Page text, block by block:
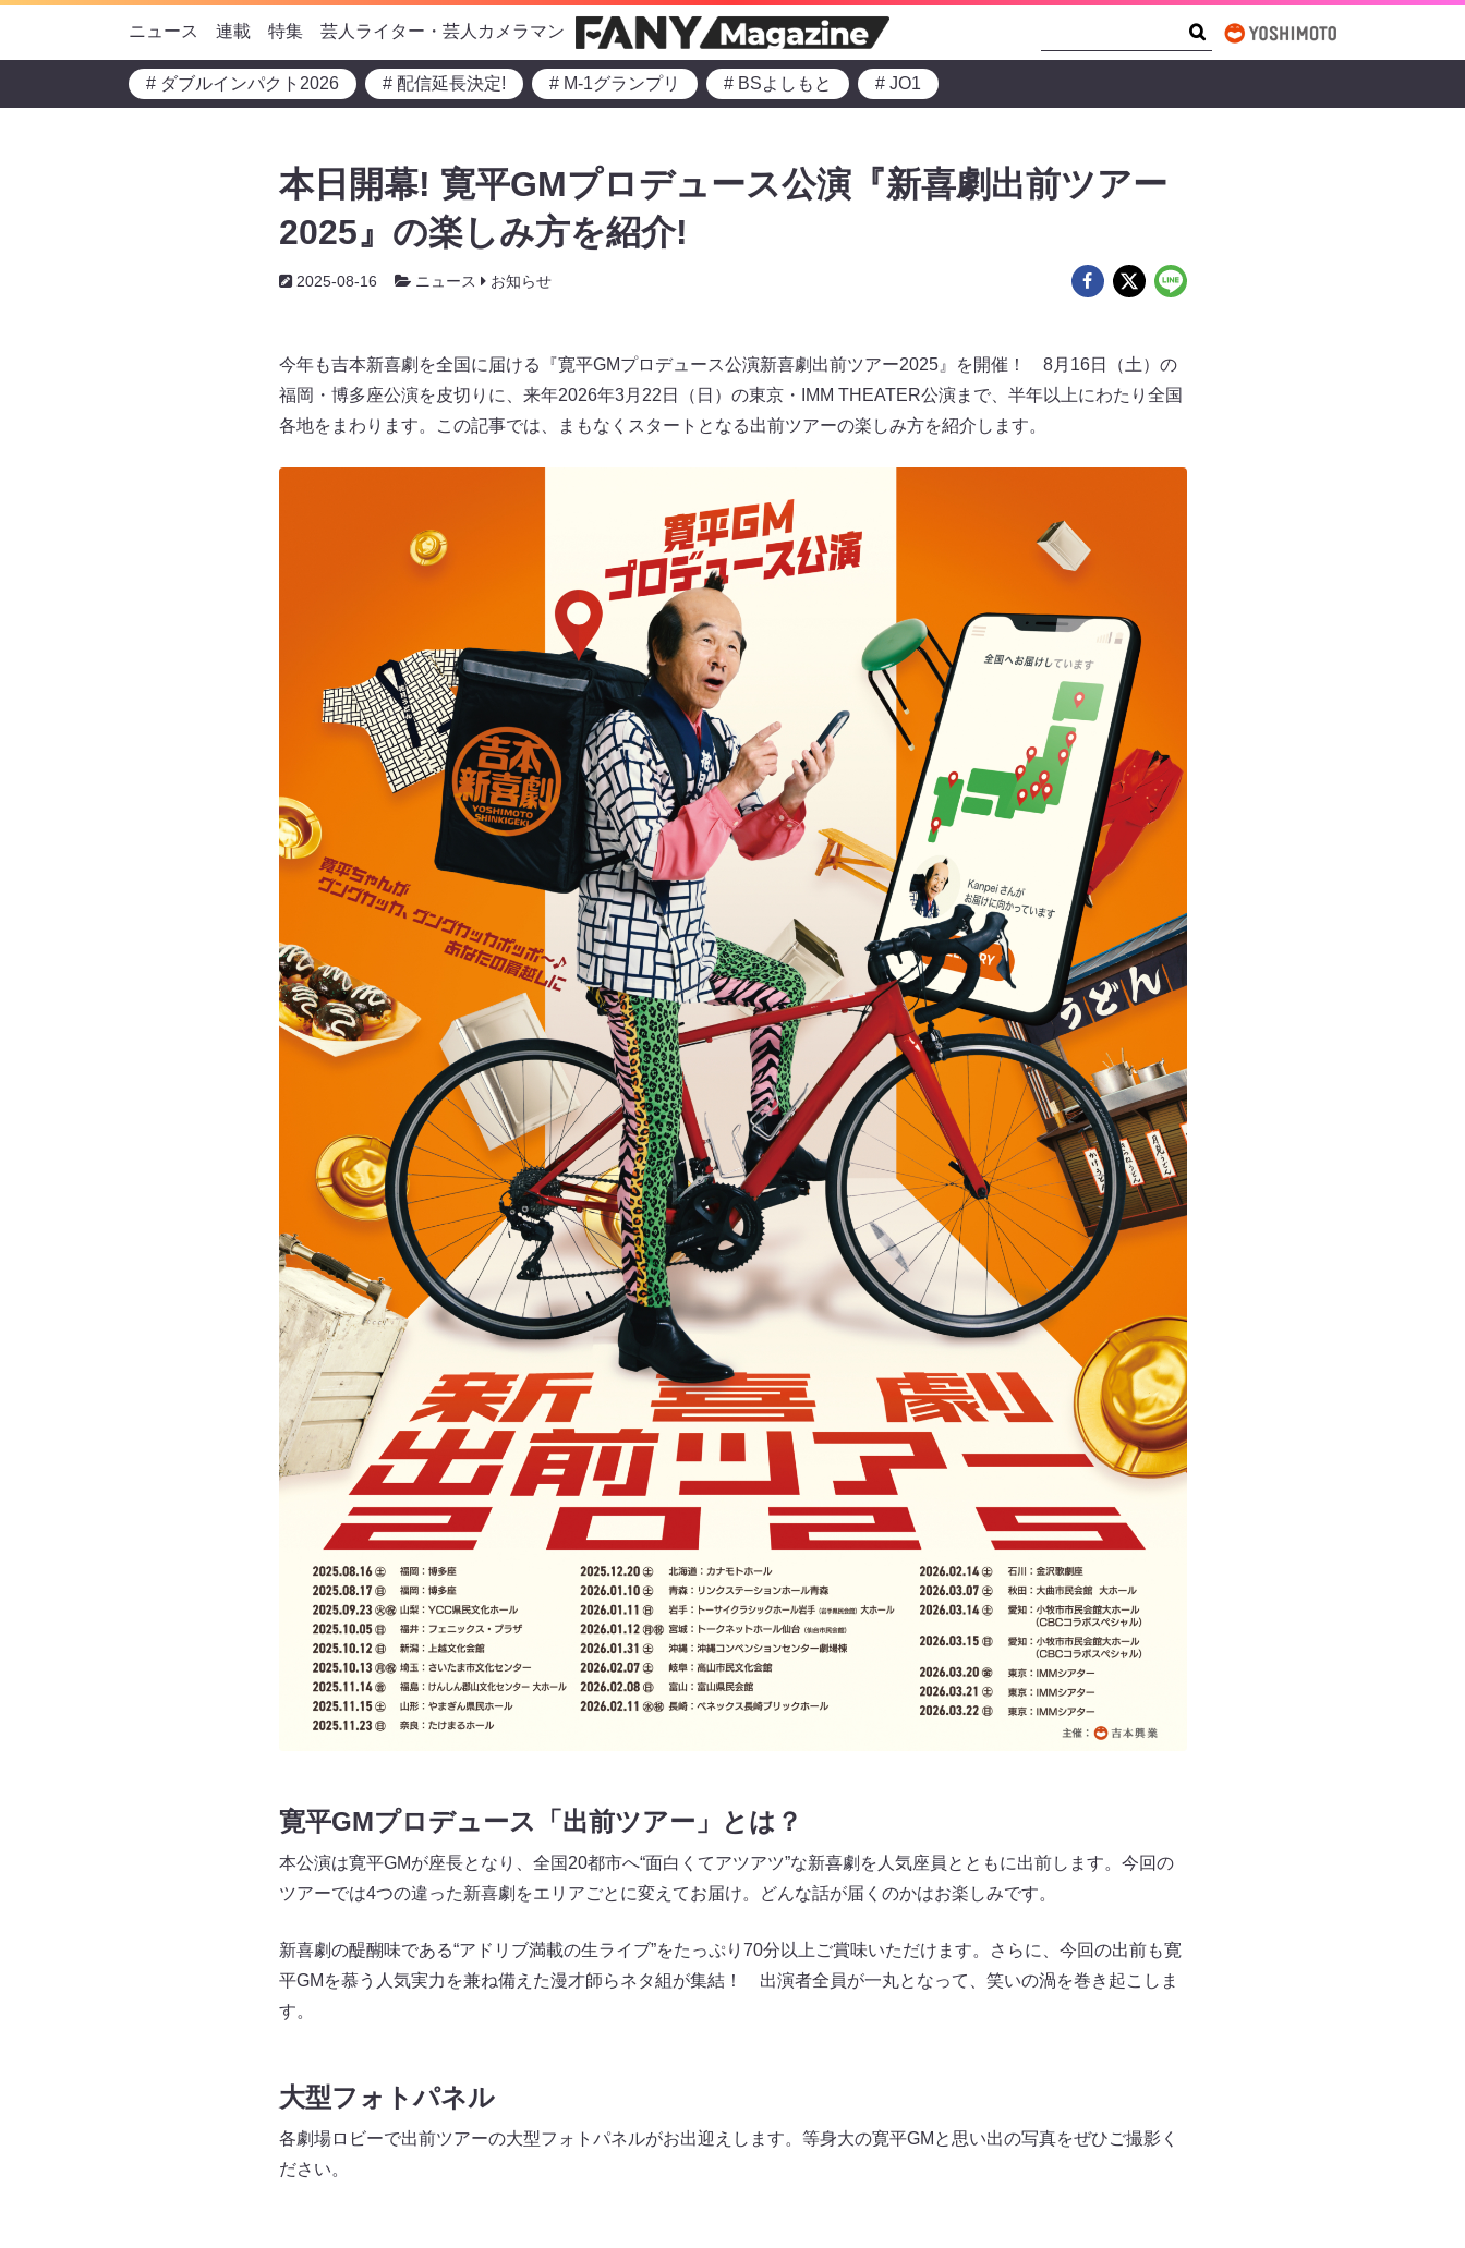
ニュース 連載 特集 芸人ライター・芸人カメラマン
# ダブルインパクト2026 # 配信延長決定! # M-1グランプリ # BSよしもと # JO1
本日開幕! 寛平GMプロデュース公演『新喜劇出前ツアー
2025』の楽しみ方を紹介!
2025-08-16 ニュース お知らせ
今年も吉本新喜劇を全国に届ける『寛平GMプロデュース公演新喜劇出前ツアー2025』を開催！ 8月16日（土）の
福岡・博多座公演を皮切りに、来年2026年3月22日（日）の東京・IMM THEATER公演まで、半年以上にわたり全国
各地をまわります。この記事では、まもなくスタートとなる出前ツアーの楽しみ方を紹介します。
寛平GMプロデュース「出前ツアー」とは？
本公演は寛平GMが座長となり、全国20都市へ“面白くてアツアツ”な新喜劇を人気座員とともに出前します。今回の
ツアーでは4つの違った新喜劇をエリアごとに変えてお届け。どんな話が届くのかはお楽しみです。
新喜劇の醍醐味である“アドリブ満載の生ライブ”をたっぷり70分以上ご賞味いただけます。さらに、今回の出前も寛
平GMを慕う人気実力を兼ね備えた漫才師らネタ組が集結！ 出演者全員が一丸となって、笑いの渦を巻き起こしま
す。
大型フォトパネル
各劇場ロビーで出前ツアーの大型フォトパネルがお出迎えします。等身大の寛平GMと思い出の写真をぜひご撮影く
ださい。